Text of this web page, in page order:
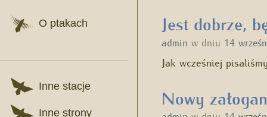
O ptakach
Inne stacje
Inne strony
Jest dobrze,
admin w dniu 14
Jak wcześniej
Nowy